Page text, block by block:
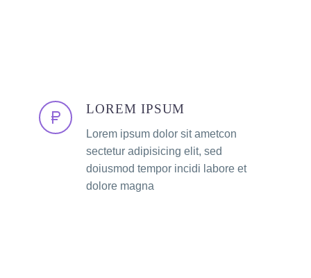
LOREM IPSUM
Lorem ipsum dolor sit ametcon
sectetur adipisicing elit, sed
doiusmod tempor incidi labore et
dolore magna